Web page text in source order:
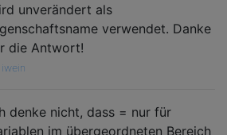
unverändert als
verwendet. Danke
die Antwort!
iwein
denke nicht, dass = nur für
im übergeordneten Bereich